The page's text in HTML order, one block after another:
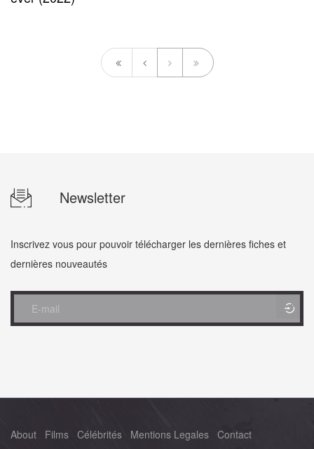
Newsletter
Inscrivez vous pour pouvoir télécharger les dernières fiches et
dernières nouveautés
About Films Célébrités Mentions Legales Contact